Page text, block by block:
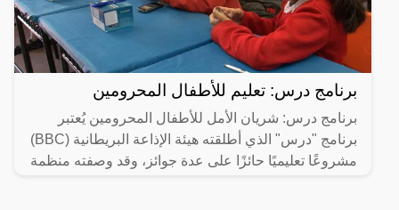
برنامج درس: تعليم للأطفال المحرومين
برنامج درس: شريان الأمل للأطفال المحرومين يُعتبر
برنامج "درس" الذي أطلقته هيئة الإذاعة البريطانية (BBC)
مشروعًا تعليميًا حائزًا على عدة جوائز، وقد وصفته منظمة